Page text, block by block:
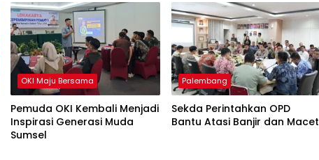
OKI Maju Bersama
Pemuda OKI Kembali Menjadi
Inspirasi Generasi Muda
Sumsel
Palembang
Sekda Perintahkan OPD
Bantu Atasi Banjir dan Macet